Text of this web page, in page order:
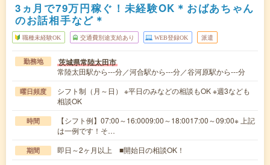
3ヵ月で79万円稼ぐ！未経験OK＊おばあちゃん
のお話相手など＊
職種未経験OK 交通費別途支給あり WEB登録OK 派遣
勤務地 茨城県常陸太田市
常陸太田駅から---分／河合駅から---分／谷河原駅から---分
曜日頻度
シフト制（月～日） ※平日のみなどの相談もOK ※週3なども
相談OK
時間
【シフト例】07:00～16:0009:00～18:0017:00～09:00※ 上記
は一例です！そ…
期間 即日～2ヶ月以上 ■開始日の相談OK！